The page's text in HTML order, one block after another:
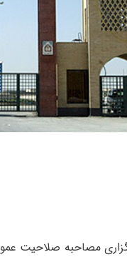
مصاحبه صلاحیت